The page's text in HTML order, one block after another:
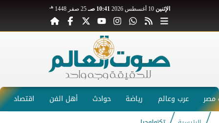
الإثنين 10 أغسطس 2026 10:41 صـ 25 صفر 1448 هـ
عرب وعالم رياضة حوادث أهل الفن اقتصاد